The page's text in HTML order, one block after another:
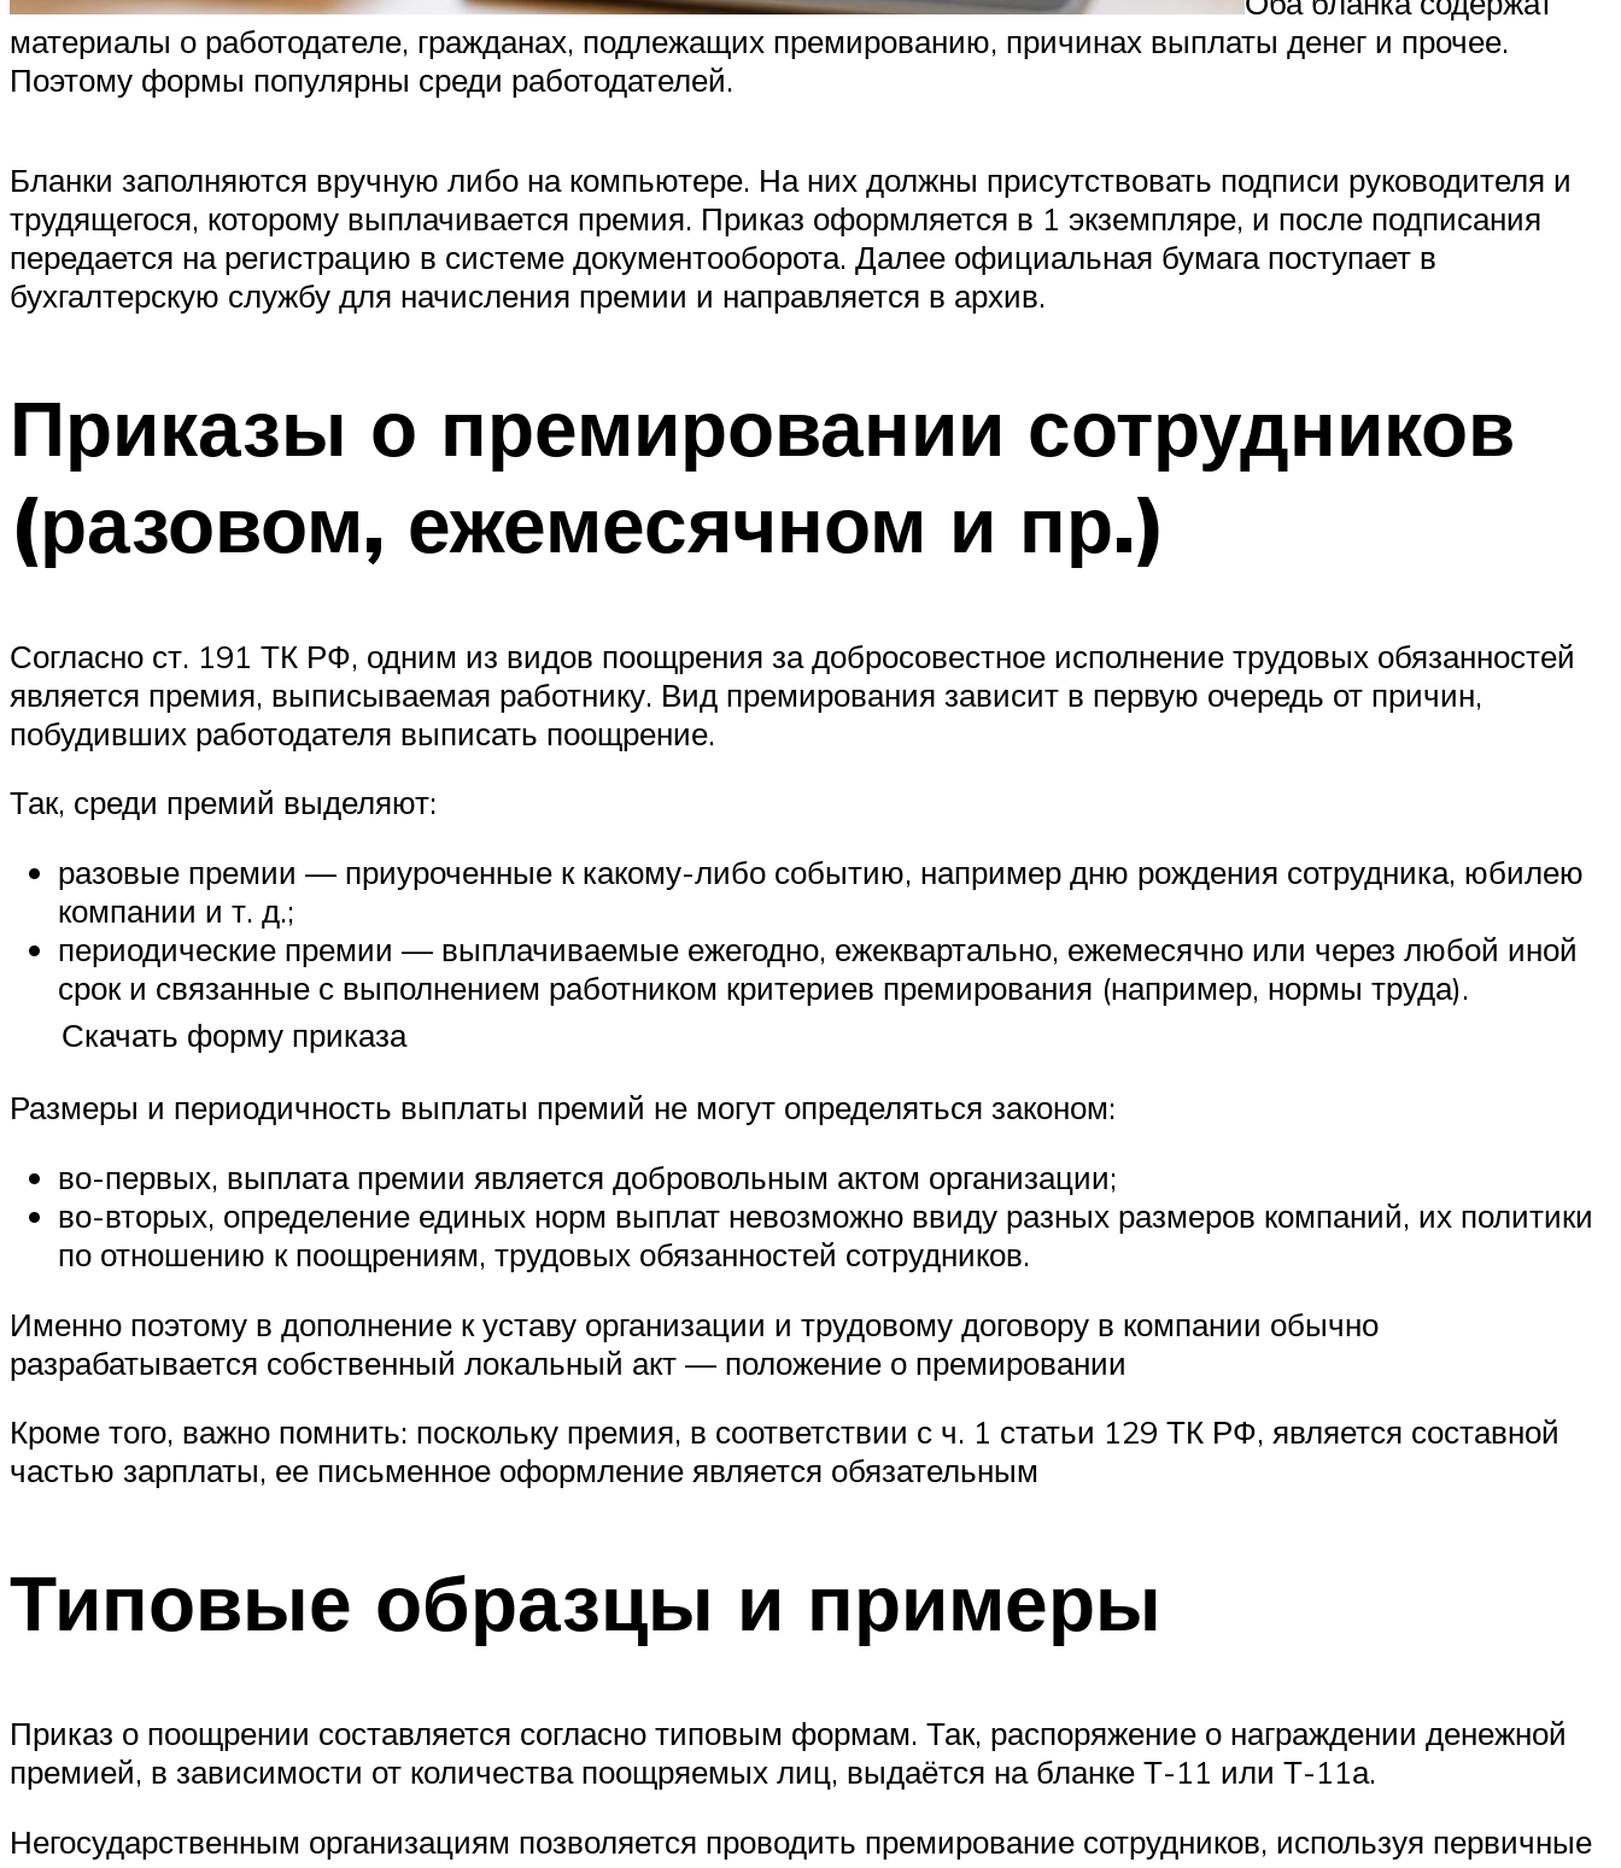
материалы о работодателе, гражданах, подлежащих премированию, причинах выплаты денег и прочее.
Поэтому формы популярны среди работодателей.
Бланки заполняются вручную либо на компьютере. На них должны присутствовать подписи руководителя и
трудящегося, которому выплачивается премия. Приказ оформляется в 1 экземпляре, и после подписания
передается на регистрацию в системе документооборота. Далее официальная бумага поступает в
бухгалтерскую службу для начисления премии и направляется в архив.
Приказы о премировании сотрудников
(разовом, ежемесячном и пр.)
Согласно ст. 191 ТК РФ, одним из видов поощрения за добросовестное исполнение трудовых обязанностей
является премия, выписываемая работнику. Вид премирования зависит в первую очередь от причин,
побудивших работодателя выписать поощрение.
Так, среди премий выделяют:
разовые премии — приуроченные к какому-либо событию, например дню рождения сотрудника, юбилею
компании и т. д.;
периодические премии — выплачиваемые ежегодно, ежеквартально, ежемесячно или через любой иной
срок и связанные с выполнением работником критериев премирования (например, нормы труда).
Скачать форму приказа
Размеры и периодичность выплаты премий не могут определяться законом:
во-первых, выплата премии является добровольным актом организации;
во-вторых, определение единых норм выплат невозможно ввиду разных размеров компаний, их политики
по отношению к поощрениям, трудовых обязанностей сотрудников.
Именно поэтому в дополнение к уставу организации и трудовому договору в компании обычно
разрабатывается собственный локальный акт — положение о премировании
Кроме того, важно помнить: поскольку премия, в соответствии с ч. 1 статьи 129 ТК РФ, является составной
частью зарплаты, ее письменное оформление является обязательным
Типовые образцы и примеры
Приказ о поощрении составляется согласно типовым формам. Так, распоряжение о награждении денежной
премией, в зависимости от количества поощряемых лиц, выдаётся на бланке Т-11 или Т-11а.
Негосударственным организациям позволяется проводить премирование сотрудников, используя первичные